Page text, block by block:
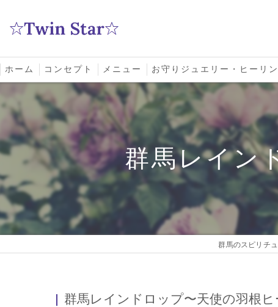
ホーム コンセプト メニュー
スクール
お守りジュエリー・ヒーリ
群馬レイン
群馬のスピリチ
群馬レインドロップ〜天使の羽根